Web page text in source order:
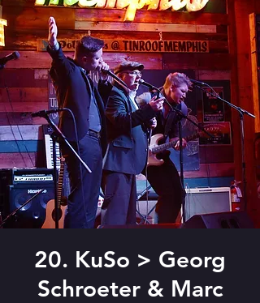
20. KuSo > Georg
Schroeter & Marc